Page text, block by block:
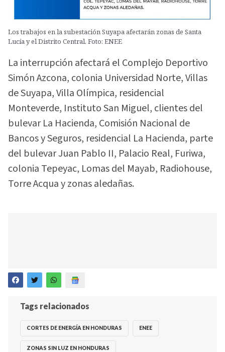
Los trabajos en la subestación Suyapa afectarán zonas de Santa
Lucía y el Distrito Central. Foto: ENEE
La interrupción afectará el Complejo Deportivo
Simón Azcona, colonia Universidad Norte, Villas
de Suyapa, Villa Olímpica, residencial
Monteverde, Instituto San Miguel, clientes del
bulevar La Hacienda, Comisión Nacional de
Bancos y Seguros, residencial La Hacienda, parte
del bulevar Juan Pablo II, Palacio Real, Furiwa,
colonia Tepeyac, Lomas del Mayab, Radiohouse,
Torre Acqua y zonas aledañas.
Tags relacionados
CORTES DE ENERGÍA EN HONDURAS ENEE
ZONAS SIN LUZ EN HONDURAS